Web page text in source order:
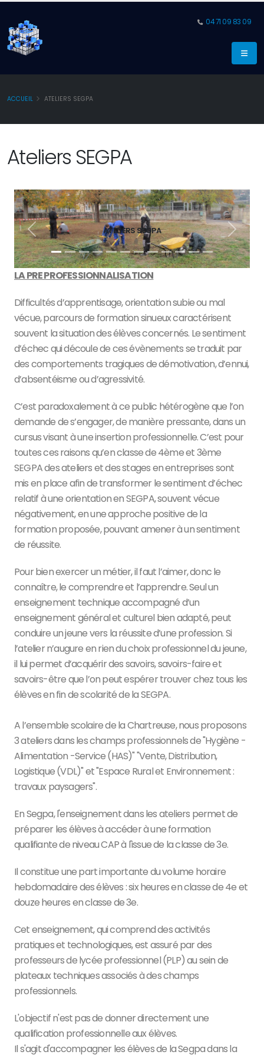
04 71 09 83 09
ACCUEIL ATELIERS SEGPA
Ateliers SEGPA
ATELIERS SEGPA
Précedent Suivant
LA PRE PROFESSIONNALISATION
Difficultés d’apprentisage, orientation subie ou mal
vécue, parcours de formation sinueux caractérisent
souvent la situation des élèves concernés. Le sentiment
d’échec qui découle de ces évènements se traduit par
des comportements tragiques de démotivation, d’ennui,
d’absentéisme ou d’agressivité.
C’est paradoxalement à ce public hétérogène que l’on
demande de s’engager, de manière pressante, dans un
cursus visant à une insertion professionnelle. C’est pour
toutes ces raisons qu’en classe de 4ème et 3ème
SEGPA des ateliers et des stages en entreprises sont
mis en place afin de transformer le sentiment d’échec
relatif à une orientation en SEGPA, souvent vécue
négativement, en une approche positive de la
formation proposée, pouvant amener à un sentiment
de réussite.
Pour bien exercer un métier, il faut l’aimer, donc le
connaître, le comprendre et l’apprendre. Seul un
enseignement technique accompagné d’un
enseignement général et culturel bien adapté, peut
conduire un jeune vers la réussite d’une profession. Si
l’atelier n’augure en rien du choix professionnel du jeune,
il lui permet d’acquérir des savoirs, savoirs-faire et
savoirs-être que l’on peut espérer trouver chez tous les
élèves en fin de scolarité de la SEGPA.
A l’ensemble scolaire de la Chartreuse, nous proposons
3 ateliers dans les champs professionnels de "Hygiène -
Alimentation -Service (HAS)" "Vente, Distribution,
Logistique (VDL)" et "Espace Rural et Environnement :
travaux paysagers".
En Segpa, l'enseignement dans les ateliers permet de
préparer les élèves à accéder à une formation
qualifiante de niveau CAP à l'issue de la classe de 3e.
Il constitue une part importante du volume horaire
hebdomadaire des élèves : six heures en classe de 4e et
douze heures en classe de 3e.
Cet enseignement, qui comprend des activités
pratiques et technologiques, est assuré par des
professeurs de lycée professionnel (PLP) au sein de
plateaux techniques associés à des champs
professionnels.
L'objectif n'est pas de donner directement une
qualification professionnelle aux élèves.
Il s'agit d'accompagner les élèves de la Segpa dans la